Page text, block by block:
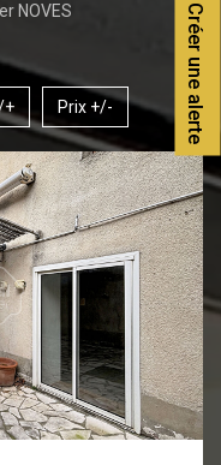
NOVES Créer une alerte
+ Prix +/-